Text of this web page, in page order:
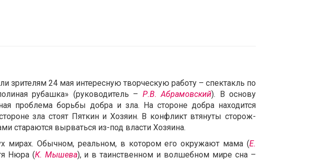
зрителям 24 мая интересную творческую работу – спектакль по
рубашка» (руководитель – Р.В. Абрамовский). В основу
проблема борьбы добра и зла. На стороне добра находится
зла стоят Пяткин и Хозяин. В конфликт втянуты сторож-
стараются вырваться из-под власти Хозяина.
мирах. Обычном, реальном, в котором его окружают мама (Е.
Нюра (К. Мышева), и в таинственном и волшебном мире сна –